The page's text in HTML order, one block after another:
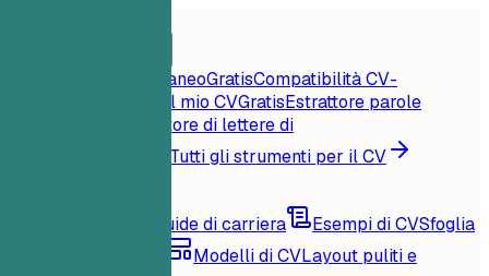
Punteggio CV istantaneoGratisCompatibilità CV-
Critica il mio CVGratisEstrattore parole
Generatore di lettere di
Tutti gli strumenti per il CV
Consigli e guide di carriera Esempi di CVSfoglia
Modelli di CVLayout puliti e